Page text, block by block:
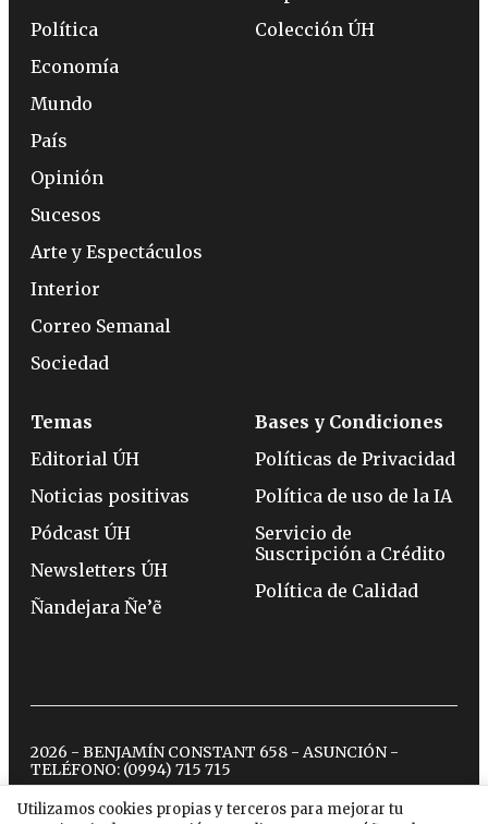
Utilizamos cookies propias y terceros para mejorar tu
Política
Economía
Mundo
País
Opinión
Sucesos
Arte y Espectáculos
Interior
Correo Semanal
Sociedad
Colección ÚH
Temas
Editorial ÚH
Noticias positivas
Pódcast ÚH
Newsletters ÚH
Ñandejara Ñe’ẽ
Bases y Condiciones
Políticas de Privacidad
Política de uso de la IA
Servicio de
Suscripción a Crédito
Política de Calidad
2026 - BENJAMÍN CONSTANT 658 - ASUNCIÓN -
TELÉFONO: (0994) 715 715